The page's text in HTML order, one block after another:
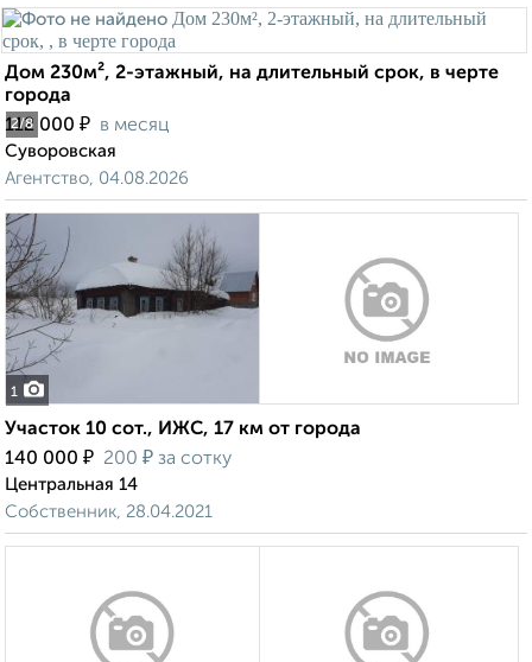
2/8
Дом 230м², 2-этажный, на длительный срок, в черте
города
112 000 ₽ в месяц
Суворовская
Агентство, 04.08.2026
1
Участок 10 сот., ИЖС, 17 км от города
140 000 ₽ 200 ₽ за сотку
Центральная 14
Собственник, 28.04.2021